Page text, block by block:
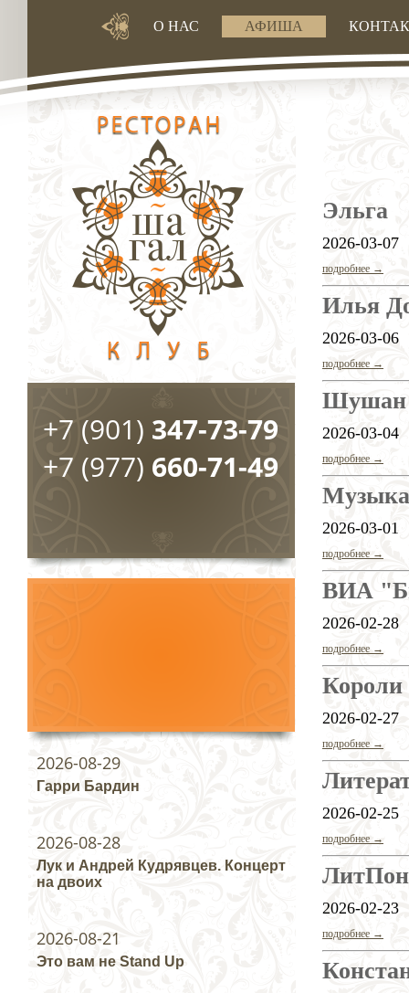
О НАС АФИША
Эльга
2026-03-07
подробнее →
Илья
2026-03-06
подробнее →
Шушан
2026-03-04
подробнее →
2026-03-01
подробнее →
ВИА
2026-02-28
подробнее →
Короли
2026-02-27
подробнее →
2026-02-25
подробнее →
ЛитПон
2026-02-23
подробнее →
+7 (901) 347-73-79
+7 (977) 660-71-49
2026-08-29
Гарри Бардин
2026-08-28
Лук и Андрей Кудрявцев. Концерт
на двоих
2026-08-21
Это вам не Stand Up